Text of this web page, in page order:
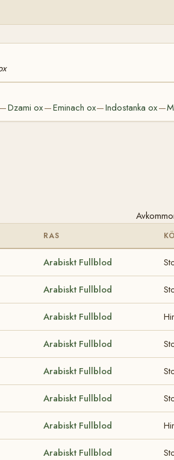
—Dzami ox—Eminach ox—Indostanka ox—
RAS
Arabiskt Fullblod
Arabiskt Fullblod
Arabiskt Fullblod
Arabiskt Fullblod
Arabiskt Fullblod
Arabiskt Fullblod
Arabiskt Fullblod
Arabiskt Fullblod